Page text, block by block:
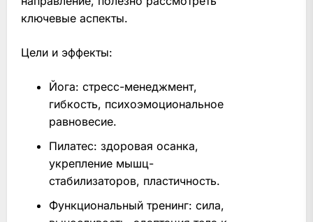
ключевые аспекты.
Цели и эффекты:
Йога: стресс-менеджмент,
гибкость, психоэмоциональное
равновесие.
Пилатес: здоровая осанка,
укрепление мышц-
стабилизаторов, пластичность.
Функциональный тренинг: сила,